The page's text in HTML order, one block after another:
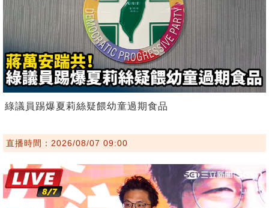
綠議員踢爆夏莉絲疑餵幼童過期食品
直播時間：2026/08/07 09:00